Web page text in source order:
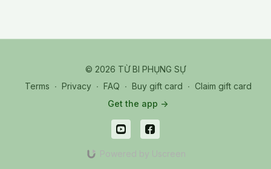
© 2026 TỪ BI PHỤNG SỰ
Terms ∙ Privacy ∙ FAQ ∙ Buy gift card ∙ Claim gift card
Get the app ->
Powered by Uscreen